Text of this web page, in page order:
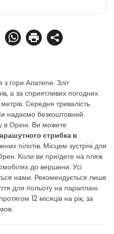
гори Алатепе. Зліт
а за сприятливих погодних
Середня тривалість
надаємо безкоштовний
Орені. Ви можете
стрибка в
пілотів. Місцем зустрічі для
Коли ви приїдете на пляж
до вершини. Усі
нами. Рекомендується лише
для польоту на параплані.
12 місяців на рік, за